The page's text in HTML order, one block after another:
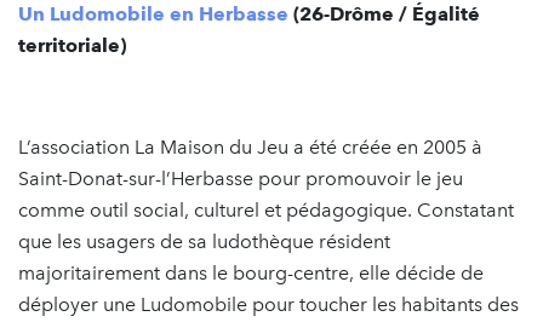
Un Ludomobile en Herbasse (26-Drôme / Égalité
territoriale)
L’association La Maison du Jeu a été créée en 2005 à
Saint-Donat-sur-l’Herbasse pour promouvoir le jeu
comme outil social, culturel et pédagogique. Constatant
que les usagers de sa ludothèque résident
majoritairement dans le bourg-centre, elle décide de
déployer une Ludomobile pour toucher les habitants des